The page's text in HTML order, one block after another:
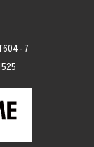
604-7